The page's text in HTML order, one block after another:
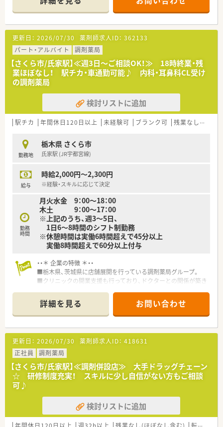
ている調剤薬局です。そのため、転勤を伴う異動は発生いたしま
せん。
■地域のかかりつけ医として多くの方に信頼されているクリニ
ックの門前薬局のため、丁寧な投薬指導を行えます。
■調剤薬局運営以外にも介護サービス事業や福祉用品のレンタ
ル・販売等、地域に貢献できる様々な事業を行っており安定した
経営状況です。
更新日： 2026/07/30 薬剤師求人ID： 362133
パート・アルバイト
調剤薬局
【さくら市/氏家駅】≪週3日～ご相談OK！≫ 18時終業・残
業ほぼなし！ 駅チカ・車通勤可能♪ 内科・耳鼻科CL受け
の調剤薬局
検討リストに追加
駅チカ 年間休日120日以上 未経験可 ブランク可 残業なし(ほぼなし含む)
勤務地
栃木県 さくら市
氏家駅 (JR宇都宮線)
給与
時給2,000円～2,300円
※経験・スキルに応じて決定
勤務
時間
月火水金 9：00～18：00
木土 9：00～17：00
※上記のうち、週3～5日、
1日6～8時間のシフト制勤務
※休憩時間は実働6時間超えで45分以上
実働8時間超えで60分以上付与
・・＊ 企業の特徴 ＊・・
■栃木県、茨城県に店舗展開を行っている調剤薬局グループ。
■クリニックの開業支援も行っており、ドクターとの関係が築き
■地域密着型のアットホームな調剤薬局を目指しています。
■薬剤師さん同士のチームワークが良く、働きやすい環境です！
詳細を見る お問い合わせ
更新日： 2026/07/30 薬剤師求人ID： 418631
正社員
調剤薬局
【さくら市/氏家駅】≪調剤併設店≫ 大手ドラッグチェーン
☆ 研修制度充実！ スキルに少し自信がない方もご相談
可♪
検討リストに追加